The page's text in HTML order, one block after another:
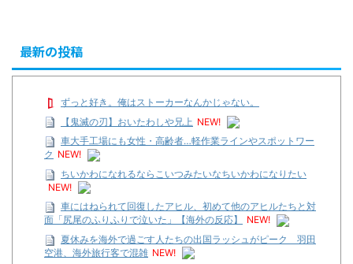
最新の投稿
ずっと好き。俺はストーカーなんかじゃない。
【鬼滅の刃】おいたわしや兄上 NEW!
車大手工場にも女性・高齢者…軽作業ラインやスポットワー
ク NEW!
ちいかわになれるならこいつみたいなちいかわになりたい
NEW!
車にはねられて回復したアヒル、初めて他のアヒルたちと対
面「尻尾のふりふりで泣いた」【海外の反応】
NEW!
夏休みを海外で過ごす人たちの出国ラッシュがピーク 羽田
空港、海外旅行客で混雑 NEW!